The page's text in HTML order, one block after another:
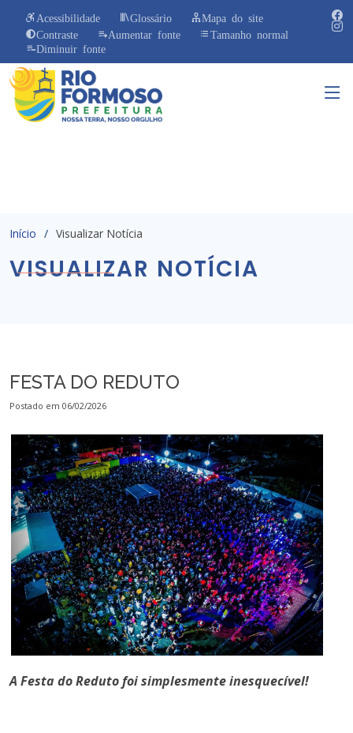
Acessibilidade Glossário
Mapa do site
Contraste
Aumentar fonte
Tamanho normal
Diminuir fonte
Início Visualizar Notícia
VISUALIZAR NOTÍCIA
FESTA DO REDUTO
Postado em 06/02/2026
A Festa do Reduto foi simplesmente inesquecível!